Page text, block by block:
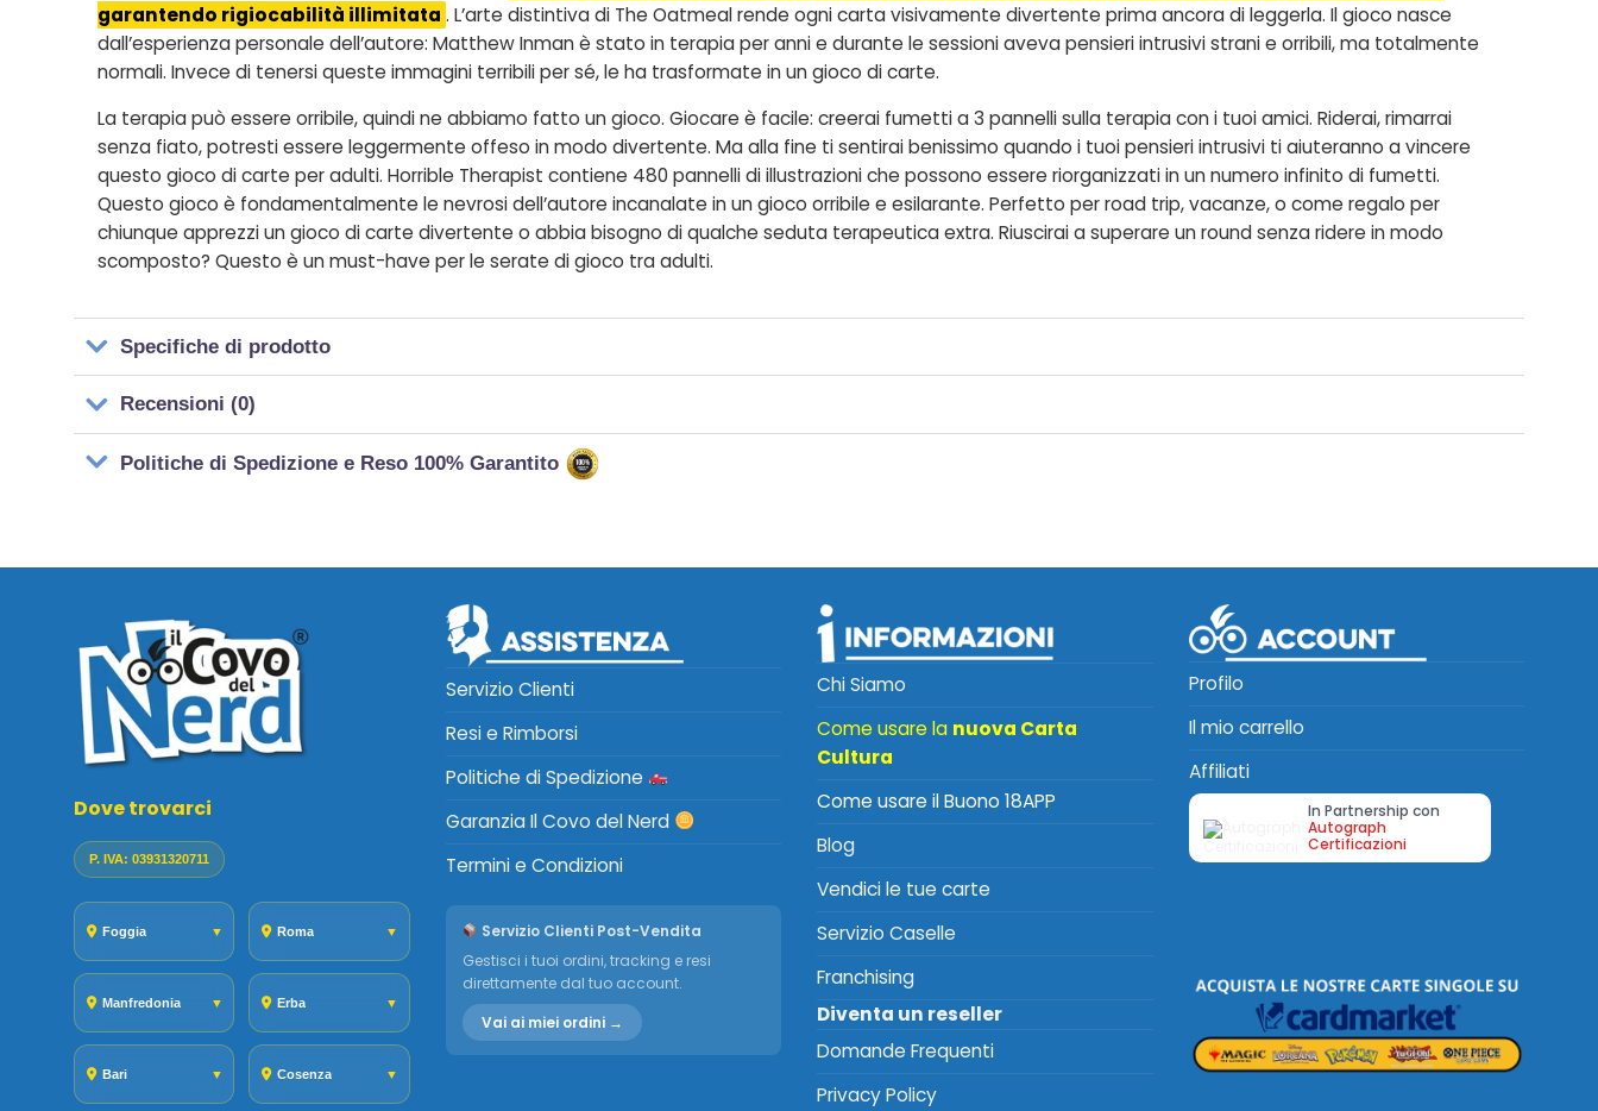
garantendo rigiocabilità illimitata . L’arte distintiva di The Oatmeal rende ogni carta visivamente divertente prima ancora di leggerla. Il gioco nasce
dall’esperienza personale dell’autore: Matthew Inman è stato in terapia per anni e durante le sessioni aveva pensieri intrusivi strani e orribili, ma totalmente
normali. Invece di tenersi queste immagini terribili per sé, le ha trasformate in un gioco di carte.
La terapia può essere orribile, quindi ne abbiamo fatto un gioco. Giocare è facile: creerai fumetti a 3 pannelli sulla terapia con i tuoi amici. Riderai, rimarrai
senza fiato, potresti essere leggermente offeso in modo divertente. Ma alla fine ti sentirai benissimo quando i tuoi pensieri intrusivi ti aiuteranno a vincere
questo gioco di carte per adulti. Horrible Therapist contiene 480 pannelli di illustrazioni che possono essere riorganizzati in un numero infinito di fumetti.
Questo gioco è fondamentalmente le nevrosi dell’autore incanalate in un gioco orribile e esilarante. Perfetto per road trip, vacanze, o come regalo per
chiunque apprezzi un gioco di carte divertente o abbia bisogno di qualche seduta terapeutica extra. Riuscirai a superare un round senza ridere in modo
scomposto? Questo è un must-have per le serate di gioco tra adulti.
Specifiche di prodotto
Recensioni (0)
Politiche di Spedizione e Reso 100% Garantito
Dove trovarci
P. IVA: 03931320711
Foggia ▼ Roma ▼
Manfredonia ▼ Erba ▼
Bari ▼ Cosenza ▼
Servizio Clienti
Resi e Rimborsi
Politiche di Spedizione
Garanzia Il Covo del Nerd
Termini e Condizioni
Servizio Clienti Post-Vendita
Gestisci i tuoi ordini, tracking e resi
direttamente dal tuo account.
Vai ai miei ordini →
Chi Siamo
Come usare la nuova Carta
Cultura
Come usare il Buono 18APP
Blog
Vendici le tue carte
Servizio Caselle
Franchising
Diventa un reseller
Domande Frequenti
Privacy Policy
Profilo
Il mio carrello
Affiliati
In Partnership con
Autograph
Certificazioni